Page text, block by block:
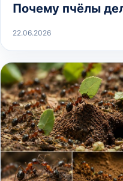
Почему пчёлы
22.06.2026